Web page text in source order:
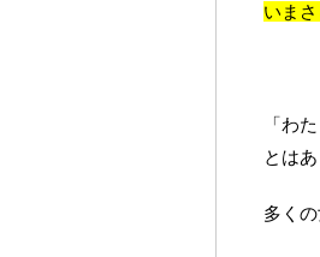
いま
「わ
とは
多く